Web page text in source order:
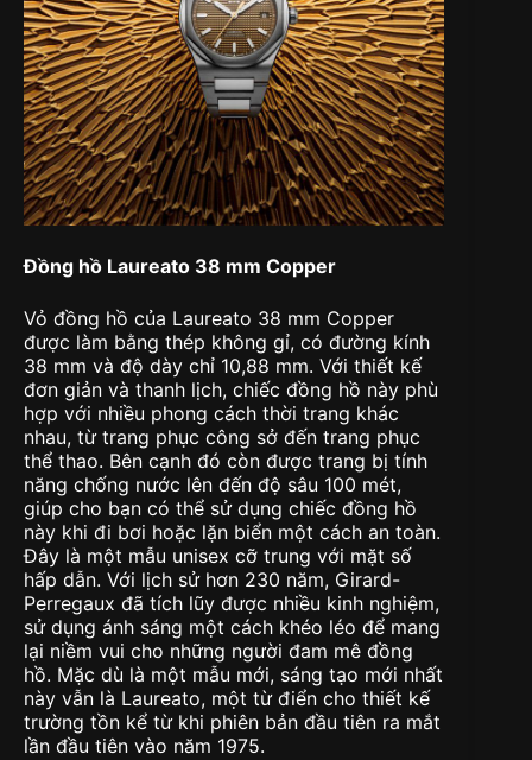
Đồng hồ Laureato 38 mm Copper
Vỏ đồng hồ của Laureato 38 mm Copper
được làm bằng thép không gỉ, có đường kính
38 mm và độ dày chỉ 10,88 mm. Với thiết kế
đơn giản và thanh lịch, chiếc đồng hồ này phù
hợp với nhiều phong cách thời trang khác
nhau, từ trang phục công sở đến trang phục
thể thao. Bên cạnh đó còn được trang bị tính
năng chống nước lên đến độ sâu 100 mét,
giúp cho bạn có thể sử dụng chiếc đồng hồ
này khi đi bơi hoặc lặn biển một cách an toàn.
Đây là một mẫu unisex cỡ trung với mặt số
hấp dẫn. Với lịch sử hơn 230 năm, Girard-
Perregaux đã tích lũy được nhiều kinh nghiệm,
sử dụng ánh sáng một cách khéo léo để mang
lại niềm vui cho những người đam mê đồng
hồ. Mặc dù là một mẫu mới, sáng tạo mới nhất
này vẫn là Laureato, một từ điển cho thiết kế
trường tồn kể từ khi phiên bản đầu tiên ra mắt
lần đầu tiên vào năm 1975.